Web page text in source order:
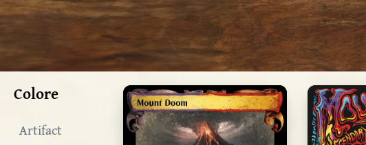
Colore
Artifact